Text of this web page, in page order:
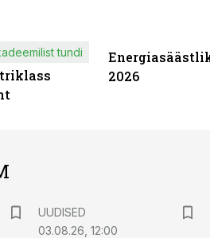
tundi
2026
UUDISED
03.08.26, 12:00